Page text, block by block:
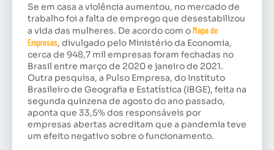
Se em casa a violência aumentou, no mercado de
trabalho foi a falta de emprego que desestabilizou
a vida das mulheres. De acordo com oMapa de
Empresas, divulgado pelo Ministério da Economia,
cerca de 948,7 mil empresas foram fechadas no
Brasil entre março de 2020 e janeiro de 2021.
Outra pesquisa, a Pulso Empresa, do Instituto
Brasileiro de Geografia e Estatística (IBGE), feita na
segunda quinzena de agosto do ano passado,
aponta que 33,5% dos responsáveis por
empresas abertas acreditam que a pandemia teve
um efeito negativo sobre o funcionamento.